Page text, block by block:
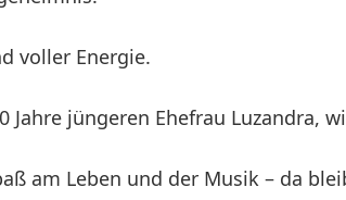
voller Energie.
jüngeren Ehefrau Luzandra,
am Leben und der Musik – da